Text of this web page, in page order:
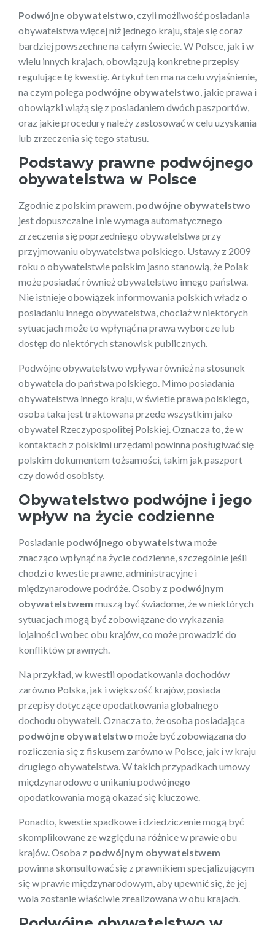
Podwójne obywatelstwo , czyli możliwość posiadania
obywatelstwa więcej niż jednego kraju, staje się coraz
bardziej powszechne na całym świecie. W Polsce, jak i w
wielu innych krajach, obowiązują konkretne przepisy
regulujące tę kwestię. Artykuł ten ma na celu wyjaśnienie,
na czym polega podwójne obywatelstwo , jakie prawa i
obowiązki wiążą się z posiadaniem dwóch paszportów,
oraz jakie procedury należy zastosować w celu uzyskania
lub zrzeczenia się tego statusu.
Podstawy prawne podwójnego
obywatelstwa w Polsce
Zgodnie z polskim prawem, podwójne obywatelstwo
jest dopuszczalne i nie wymaga automatycznego
zrzeczenia się poprzedniego obywatelstwa przy
przyjmowaniu obywatelstwa polskiego. Ustawy z 2009
roku o obywatelstwie polskim jasno stanowią, że Polak
może posiadać również obywatelstwo innego państwa.
Nie istnieje obowiązek informowania polskich władz o
posiadaniu innego obywatelstwa, chociaż w niektórych
sytuacjach może to wpłynąć na prawa wyborcze lub
dostęp do niektórych stanowisk publicznych.
Podwójne obywatelstwo wpływa również na stosunek
obywatela do państwa polskiego. Mimo posiadania
obywatelstwa innego kraju, w świetle prawa polskiego,
osoba taka jest traktowana przede wszystkim jako
obywatel Rzeczypospolitej Polskiej. Oznacza to, że w
kontaktach z polskimi urzędami powinna posługiwać się
polskim dokumentem tożsamości, takim jak paszport
czy dowód osobisty.
Obywatelstwo podwójne i jego
wpływ na życie codzienne
Posiadanie podwójnego obywatelstwa może
znacząco wpłynąć na życie codzienne, szczególnie jeśli
chodzi o kwestie prawne, administracyjne i
międzynarodowe podróże. Osoby z podwójnym
obywatelstwem muszą być świadome, że w niektórych
sytuacjach mogą być zobowiązane do wykazania
lojalności wobec obu krajów, co może prowadzić do
konfliktów prawnych.
Na przykład, w kwestii opodatkowania dochodów
zarówno Polska, jak i większość krajów, posiada
przepisy dotyczące opodatkowania globalnego
dochodu obywateli. Oznacza to, że osoba posiadająca
podwójne obywatelstwo może być zobowiązana do
rozliczenia się z fiskusem zarówno w Polsce, jak i w kraju
drugiego obywatelstwa. W takich przypadkach umowy
międzynarodowe o unikaniu podwójnego
opodatkowania mogą okazać się kluczowe.
Ponadto, kwestie spadkowe i dziedziczenie mogą być
skomplikowane ze względu na różnice w prawie obu
krajów. Osoba z podwójnym obywatelstwem
powinna skonsultować się z prawnikiem specjalizującym
się w prawie międzynarodowym, aby upewnić się, że jej
wola zostanie właściwie zrealizowana w obu krajach.